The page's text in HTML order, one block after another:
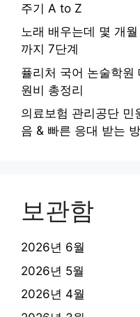
주기 A to Z
노래 배우는데 몇 개
까지 7단계
퓰리처 국어 논술학
원비 총정리
의료보험 관리공단 민
음 & 빠른 응대 받는
보관함
2026년 6월
2026년 5월
2026년 4월